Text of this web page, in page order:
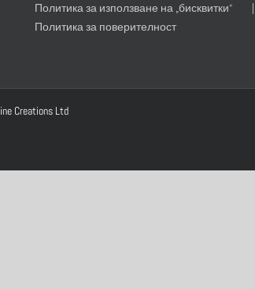
Политика за използване на „бисквитки“
Политика за поверителност
Creations Ltd